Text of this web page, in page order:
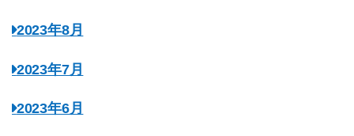
2023年8月
2023年7月
2023年6月